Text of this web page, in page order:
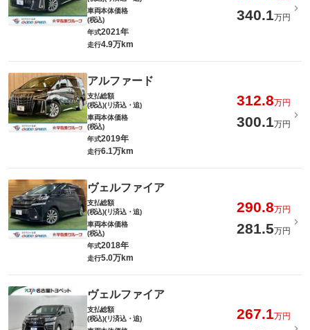
車両本体価格
(税込)
340.1万円
年式2021年
走行4.9万km
アルファード
支払総額
(税込)(リ済込・追)
312.8万円
車両本体価格
(税込)
300.1万円
年式2019年
走行6.1万km
ヴェルファイア
支払総額
(税込)(リ済込・追)
290.8万円
車両本体価格
(税込)
281.5万円
年式2018年
走行5.0万km
ヴェルファイア
支払総額
(税込)(リ済込・追)
267.1万円